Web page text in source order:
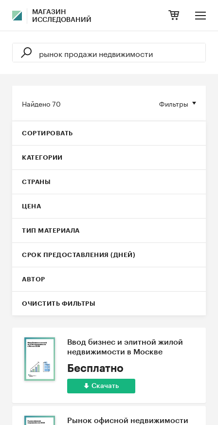
МАГАЗИН
ИССЛЕДОВАНИЙ
Фильтры
Найдено70
СОРТИРОВАТЬ
КАТЕГОРИИ
СТРАНЫ
ЦЕНА
ТИП МАТЕРИАЛА
СРОК ПРЕДОСТАВЛЕНИЯ (ДНЕЙ)
АВТОР
ОЧИСТИТЬ ФИЛЬТРЫ
Ввод бизнес и элитной жилой
недвижимости в Москве
Бесплатно
Скачать
Рынок офисной недвижимости